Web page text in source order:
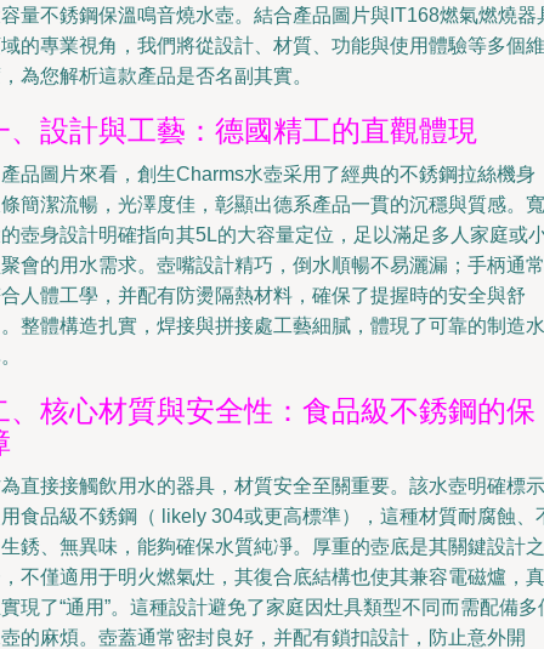
量不銹鋼保溫鳴音燒水壺。結合產品圖片與IT168燃氣燃燒器
的專業視角，我們將從設計、材質、功能與使用體驗等多個維
為您解析這款產品是否名副其實。
、設計與工藝：德國精工的直觀體現
品圖片來看，創生Charms水壺采用了經典的不銹鋼拉絲機身
簡潔流暢，光澤度佳，彰顯出德系產品一貫的沉穩與質感。寬
壺身設計明確指向其5L的大容量定位，足以滿足多人家庭或
會的用水需求。壺嘴設計精巧，倒水順暢不易灑漏；手柄通常
人體工學，并配有防燙隔熱材料，確保了提握時的安全與舒
整體構造扎實，焊接與拼接處工藝細膩，體現了可靠的制造水
、核心材質與安全性：食品級不銹鋼的保
直接接觸飲用水的器具，材質安全至關重要。該水壺明確標示
食品級不銹鋼（ likely 304或更高標準），這種材質耐腐蝕、
銹、無異味，能夠確保水質純凈。厚重的壺底是其關鍵設計之
不僅適用于明火燃氣灶，其復合底結構也使其兼容電磁爐，真
現了“通用”。這種設計避免了家庭因灶具類型不同而需配備多
的麻煩。壺蓋通常密封良好，并配有鎖扣設計，防止意外開